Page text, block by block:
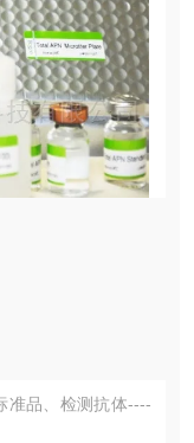
准品、检测抗体----